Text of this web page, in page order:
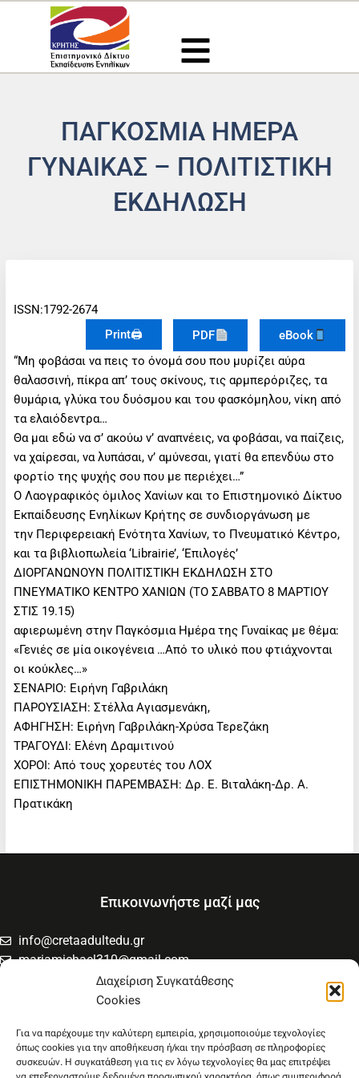
Διαχείριση Συγκατάθεσης
Cookies
Για να παρέχουμε την καλύτερη εμπειρία, χρησιμοποιούμε τεχνολογίες
όπως cookies για την αποθήκευση ή/και την πρόσβαση σε πληροφορίες
συσκευών. Η συγκατάθεση για τις εν λόγω τεχνολογίες θα μας επιτρέψει
Μετάβαση
περιεχόμενο
ΠΑΓΚΟΣΜΙΑ ΗΜΕΡΑ
ΓΥΝΑΙΚΑΣ – ΠΟΛΙΤΙΣΤΙΚΗ
ΕΚΔΗΛΩΣΗ
ISSN:1792-2674
Print🖨
PDF
eBook
“Μη φοβάσαι να πεις το όνομά σου που μυρίζει αύρα
θαλασσινή, πίκρα απ’ τους σκίνους, τις αρμπερόριζες, τα
θυμάρια, γλύκα του δυόσμου και του φασκόμηλου, νίκη από
τα ελαιόδεντρα…
Θα μαι εδώ να σ’ ακούω ν’ αναπνέεις, να φοβάσαι, να παίζεις,
να χαίρεσαι, να λυπάσαι, ν’ αμύνεσαι, γιατί θα επενδύω στο
φορτίο της ψυχής σου που με περιέχει…”
Ο Λαογραφικός όμιλος Χανίων και το Επιστημονικό Δίκτυο
Εκπαίδευσης Ενηλίκων Κρήτης σε συνδιοργάνωση με
την Περιφερειακή Ενότητα Χανίων, το Πνευματικό Κέντρο,
και τα βιβλιοπωλεία ‘Librairie’, ‘Επιλογές’
ΔΙΟΡΓΑΝΩΝΟΥΝ ΠΟΛΙΤΙΣΤΙΚΗ ΕΚΔΗΛΩΣΗ ΣΤΟ
ΠΝΕΥΜΑΤΙΚΟ ΚΕΝΤΡΟ ΧΑΝΙΩΝ (ΤΟ ΣΑΒΒΑΤΟ 8 ΜΑΡΤΙΟΥ
ΣΤΙΣ 19.15)
αφιερωμένη στην Παγκόσμια Ημέρα της Γυναίκας με θέμα:
«Γενιές σε μία οικογένεια …Από το υλικό που φτιάχνονται
οι κούκλες…»
ΣΕΝΑΡΙΟ: Ειρήνη Γαβριλάκη
ΠΑΡΟΥΣΙΑΣΗ: Στέλλα Αγιασμενάκη,
ΑΦΗΓΗΣΗ: Ειρήνη Γαβριλάκη-Χρύσα Τερεζάκη
ΤΡΑΓΟΥΔΙ: Ελένη Δραμιτινού
ΧΟΡΟΙ: Από τους χορευτές του ΛΟΧ
ΕΠΙΣΤΗΜΟΝΙΚΗ ΠΑΡΕΜΒΑΣΗ: Δρ. Ε. Βιταλάκη-Δρ. Α.
Πρατικάκη
Επικοινωνήστε μαζί μας
info@cretaadultedu.gr
mariamichael310@gmail.com